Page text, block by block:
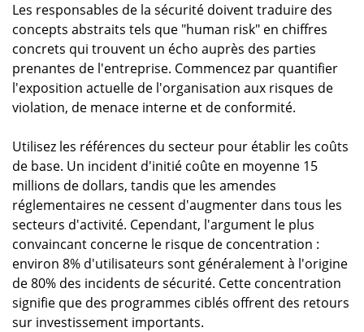
Les responsables de la sécurité doivent traduire des
concepts abstraits tels que "human risk" en chiffres
concrets qui trouvent un écho auprès des parties
prenantes de l'entreprise. Commencez par quantifier
l'exposition actuelle de l'organisation aux risques de
violation, de menace interne et de conformité.
Utilisez les références du secteur pour établir les coûts
de base. Un incident d'initié coûte en moyenne 15
millions de dollars, tandis que les amendes
réglementaires ne cessent d'augmenter dans tous les
secteurs d'activité. Cependant, l'argument le plus
convaincant concerne le risque de concentration :
environ 8% d'utilisateurs sont généralement à l'origine
de 80% des incidents de sécurité. Cette concentration
signifie que des programmes ciblés offrent des retours
sur investissement importants.